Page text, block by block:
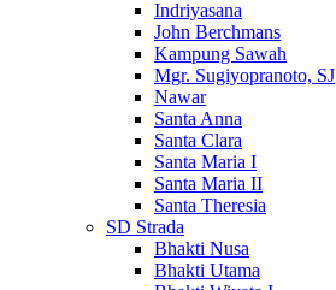
Indriyasana
John Berchmans
Kampung Sawah
Mgr. Sugiyopranoto, SJ
Nawar
Santa Anna
Santa Clara
Santa Maria I
Santa Maria II
Santa Theresia
SD Strada
Bhakti Nusa
Bhakti Utama